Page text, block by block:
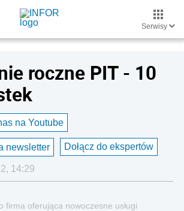
Serwisy
roczne PIT - 10
na Youtube
newsletter Dołącz do ekspertów
14:29
firma oferująca nowoczesne usługi